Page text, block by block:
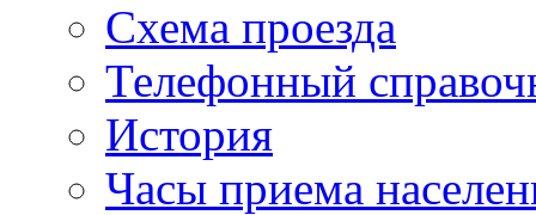
Схема проезда
Телефонный
История
Часы приема